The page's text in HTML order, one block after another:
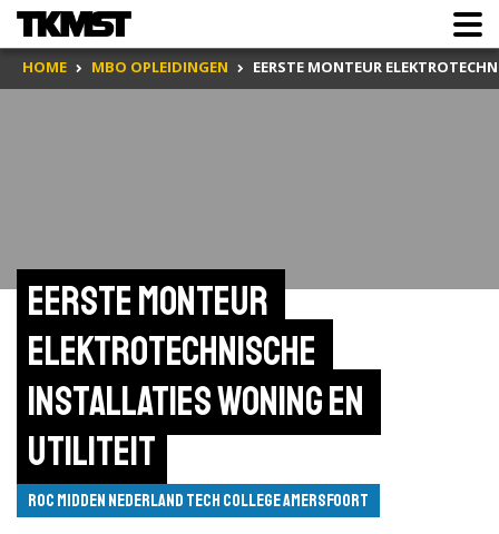
HOME MBO OPLEIDINGEN EERSTE MONTEUR
Eerste monteur
elektrotechnische
installaties woning en
utiliteit
ROC Midden Nederland Tech College Amersfoort